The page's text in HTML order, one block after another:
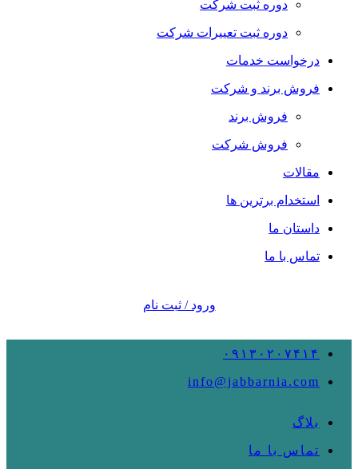
دوره ثبت شرکت
دوره ثبت تعییرات شرکت
درخواست خدمات
فروش برند و شرکت
فروش برند
فروش شرکت
مقالات
استخدام برترین ها
داستان ما
تماس با ما
ورود / ثبت نام
۰۹۱۳۰۲۰۷۴۱۴
info@jabbarnia.com
بلاگ
تماس با ما